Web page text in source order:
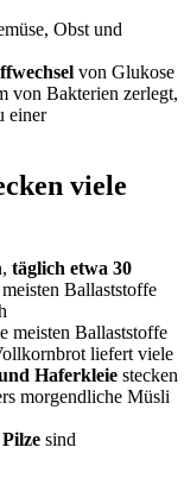
Obst und
von Glukose
von Bakterien zerlegt,
einer
viele
täglich etwa 30
Ballaststoffe
meisten Ballaststoffe
liefert viele
Haferkleie stecken
morgendliche Müsli
Pilze sind